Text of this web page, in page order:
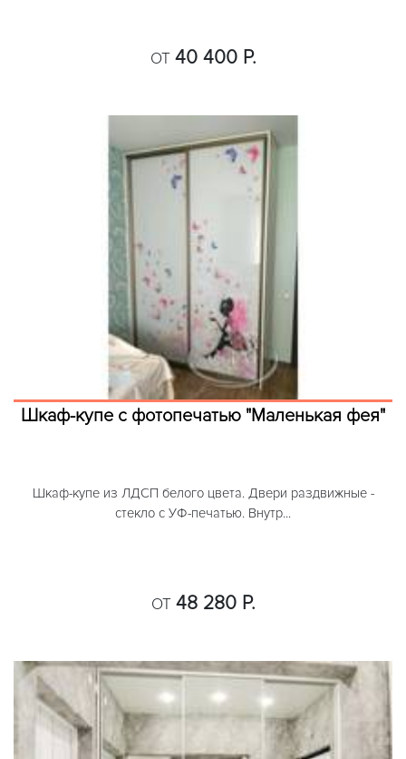
ОТ 40 400 Р.
Шкаф-купе с фотопечатью "Маленькая фея"
Шкаф-купе из ЛДСП белого цвета. Двери раздвижные -
стекло с УФ-печатью. Внутр...
ОТ 48 280 Р.